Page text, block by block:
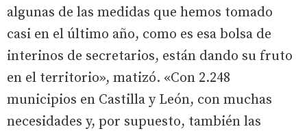
algunas de las medidas que hemos tomado
casi en el último año, como es esa bolsa de
interinos de secretarios, están dando su fruto
en el territorio», matizó. «Con 2.248
municipios en Castilla y León, con muchas
necesidades y, por supuesto, también las